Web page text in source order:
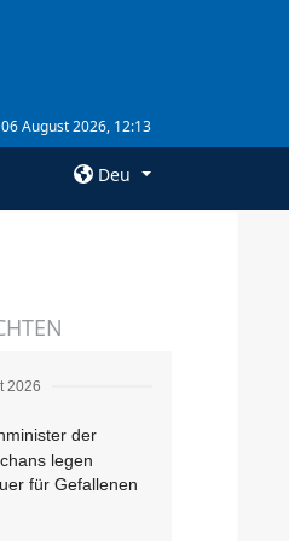
August 2026, 12:13
Deu
2026
der
legen
für Gefallenen